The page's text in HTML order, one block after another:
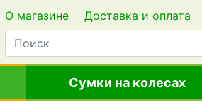
О магазине Доставка и оплата
Сумки на колесах